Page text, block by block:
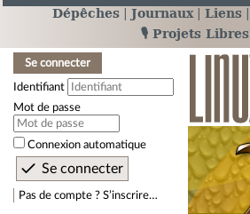
Dépêches Journaux Liens
🎙️ Projets Libres
Se connecter
Identifiant
Mot de passe
Connexion automatique
Pas de compte ? S’inscrire…